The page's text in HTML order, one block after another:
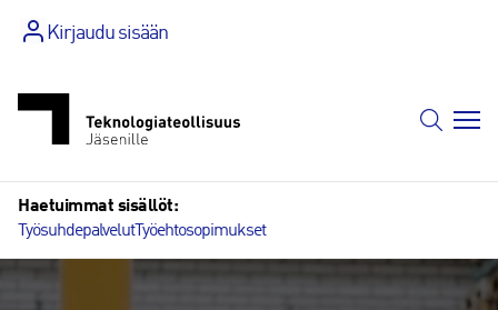
sisältöönKirjaudu sisään
Haetuimmat sisällöt:
TyösuhdepalvelutTyöehtosopimukset